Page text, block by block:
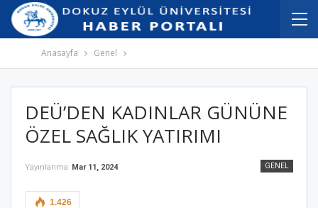
İçeriğe
atla
Navigasyona
atla
Anasayfa Genel
DEÜ’DEN KADINLAR GÜNÜNE
ÖZEL SAĞLIK YATIRIMI
GENEL
Yayınlanma Mar 11, 2024
1.426